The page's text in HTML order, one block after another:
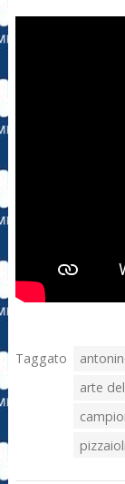
Taggato
arte
pizzaioli